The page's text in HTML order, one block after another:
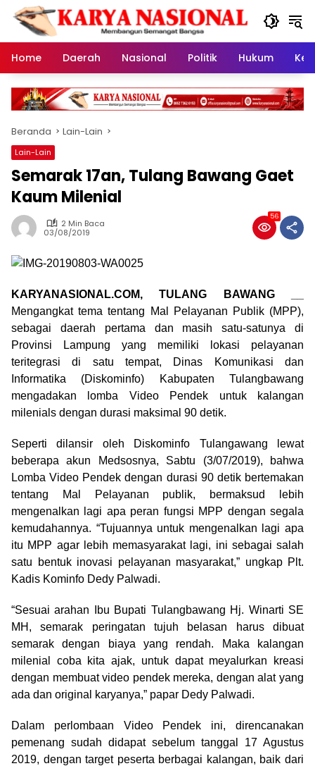
Langsung
konten
Home
Daerah Nasional Politik Hukum
Beranda Lain-Lain
Lain-Lain
Semarak 17an, Tulang Bawang Gaet
Kaum Milenial
2 Min Baca
03/08/2019
56
KARYANASIONAL.COM, TULANG BAWANG __
Mengangkat tema tentang Mal Pelayanan Publik (MPP),
sebagai daerah pertama dan masih satu-satunya di
Provinsi Lampung yang memiliki lokasi pelayanan
teritegrasi di satu tempat, Dinas Komunikasi dan
Informatika (Diskominfo) Kabupaten Tulangbawang
mengadakan lomba Video Pendek untuk kalangan
milenials dengan durasi maksimal 90 detik.
Seperti dilansir oleh Diskominfo Tulangawang lewat
beberapa akun Medsosnya, Sabtu (3/07/2019), bahwa
Lomba Video Pendek dengan durasi 90 detik bertemakan
tentang Mal Pelayanan publik, bermaksud lebih
mengenalkan lagi apa peran fungsi MPP dengan segala
kemudahannya. “Tujuannya untuk mengenalkan lagi apa
itu MPP agar lebih memasyarakat lagi, ini sebagai salah
satu bentuk inovasi pelayanan masyarakat,” ungkap Plt.
Kadis Kominfo Dedy Palwadi.
“Sesuai arahan Ibu Bupati Tulangbawang Hj. Winarti SE
MH, semarak peringatan tujuh belasan harus dibuat
semarak dengan biaya yang rendah. Maka kalangan
milenial coba kita ajak, untuk dapat meyalurkan kreasi
dengan membuat video pendek mereka, dengan alat yang
ada dan original karyanya,” papar Dedy Palwadi.
Dalam perlombaan Video Pendek ini, direncanakan
pemenang sudah didapat sebelum tanggal 17 Agustus
2019, dengan target peserta berbagai kalangan, baik dari